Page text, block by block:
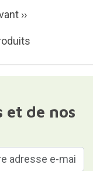
››
et de nos